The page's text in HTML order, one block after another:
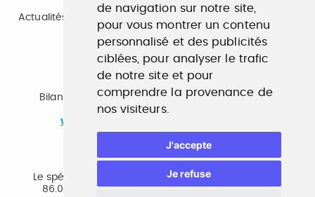
de navigation sur notre site,
pour vous montrer un contenu
personnalisé et des publicités
ciblées, pour analyser le trafic
de notre site et pour
comprendre la provenance de
nos visiteurs.
J'accepte
Je refuse
Formation
Actualités, guide et annuaire des formations aux métiers
de la culture.
www.profilculture-formation.com
Accompagnement professionnel
Bilan de compétences, coaching, techniques de
recherche d'emploi, entretien conseil.
www.profilculture-competences.com
Le spécialiste du secteur culturel, une cvthèque de
86.000 CV et réseau unique de professionnels.